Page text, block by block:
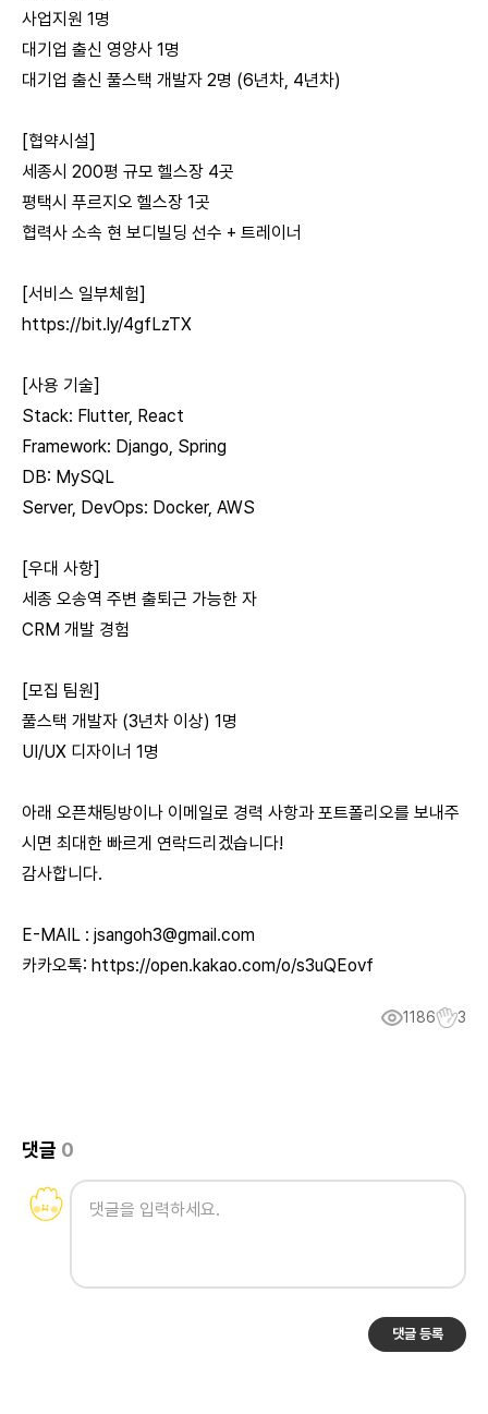
사업지원 1명
대기업 출신 영양사 1명
대기업 출신 풀스택 개발자 2명 (6년차, 4년차)
[협약시설]
세종시 200평 규모 헬스장 4곳
평택시 푸르지오 헬스장 1곳
협력사 소속 현 보디빌딩 선수 + 트레이너
[서비스 일부체험]
https://bit.ly/4gfLzTX
[사용 기술]
Stack: Flutter, React
Framework: Django, Spring
DB: MySQL
Server, DevOps: Docker, AWS
[우대 사항]
세종 오송역 주변 출퇴근 가능한 자
CRM 개발 경험
[모집 팀원]
풀스택 개발자 (3년차 이상) 1명
UI/UX 디자이너 1명
아래 오픈채팅방이나 이메일로 경력 사항과 포트폴리오를 보내주
시면 최대한 빠르게 연락드리겠습니다!
감사합니다.
E-MAIL : jsangoh3@gmail.com
카카오톡: https://open.kakao.com/o/s3uQEovf
1186 3
댓글 0
댓글 등록